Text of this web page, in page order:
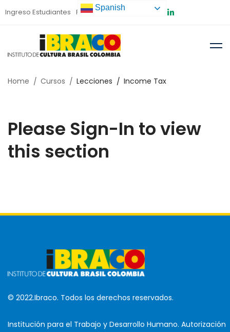
Ingreso Estudiantes Preinscripción
Home Cursos Lecciones Income Tax
Please Sign-In to view
this section
© 2022.Ibraco. Todos los derechos reservados.
Institución para el Trabajo y Desarrollo Humano. Autorización
Spanish